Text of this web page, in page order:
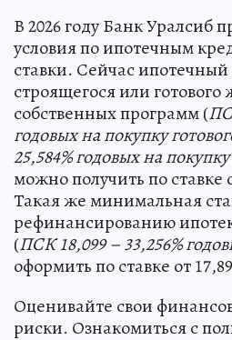
В 2026 году Банк Уралсиб
условия по ипотечным
ставки. Сейчас
строящегося или
собственных программ (
годовых на покупку
25,584% годовых на
можно получить по ставке
Такая же минимальная
рефинансированию
(ПСК 18,099 – 33,256%
оформить по ставке от
Оценивайте свои
риски. Ознакомиться с